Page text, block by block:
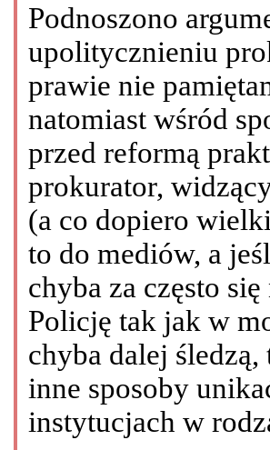
Podnoszono
upolitycznieniu
prawie nie
natomiast wśród
przed reformą
prokurator,
(a co dopiero
to do mediów, a
chyba za często
Policję tak jak w
chyba dalej
inne sposoby
instytucjach w